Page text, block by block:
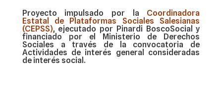
Proyecto impulsado por la Coordinadora
Estatal de Plataformas Sociales Salesianas
(CEPSS), ejecutado por Pinardi BoscoSocial y
financiado por el Ministerio de Derechos
Sociales a través de la convocatoria de
Actividades de interés general consideradas
de interés social.